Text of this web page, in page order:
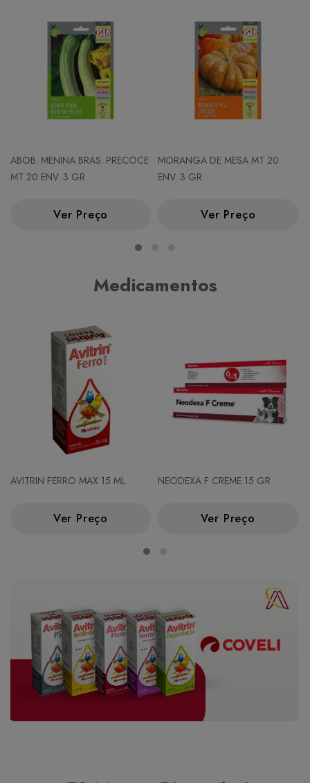
ABOB. MENINA BRAS. PRECOCE
MT 20 ENV. 3 GR
Ver Preço
MORANGA DE MESA MT 20
ENV. 3 GR
Ver Preço
Medicamentos
AVITRIN FERRO MAX 15 ML
Ver Preço
NEODEXA F CREME 15 GR
Ver Preço